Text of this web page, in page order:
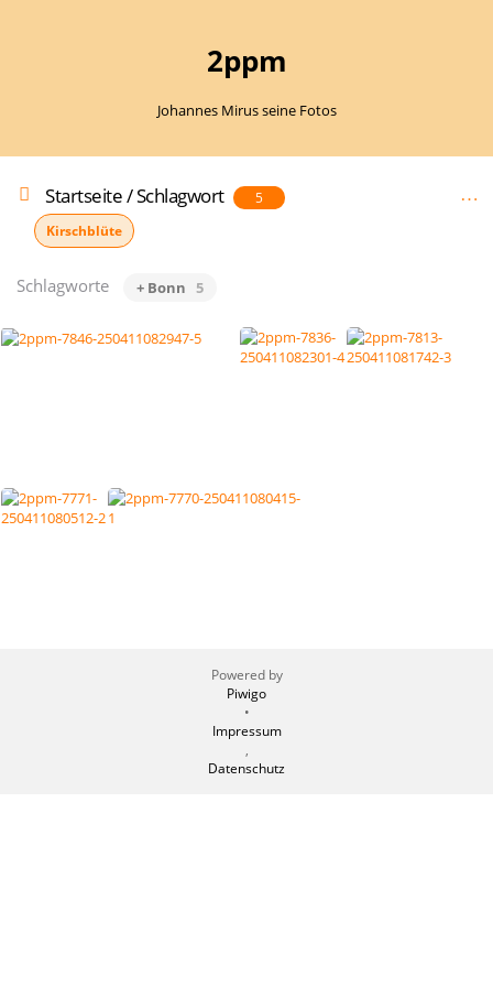
2ppm
Johannes Mirus seine Fotos
Startseite/Schlagwort
5
Kirschblüte
Schlagworte + Bonn 5
Powered by
Piwigo
•
Impressum
,
Datenschutz